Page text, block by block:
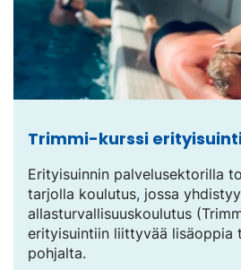
Trimmi-kurssi
Erityisuinnin palvelusektorilla
tarjolla koulutus, jossa yhdistyy
allasturvallisuuskoulutus
erityisuintiin liittyvää lisäoppia
pohjalta.